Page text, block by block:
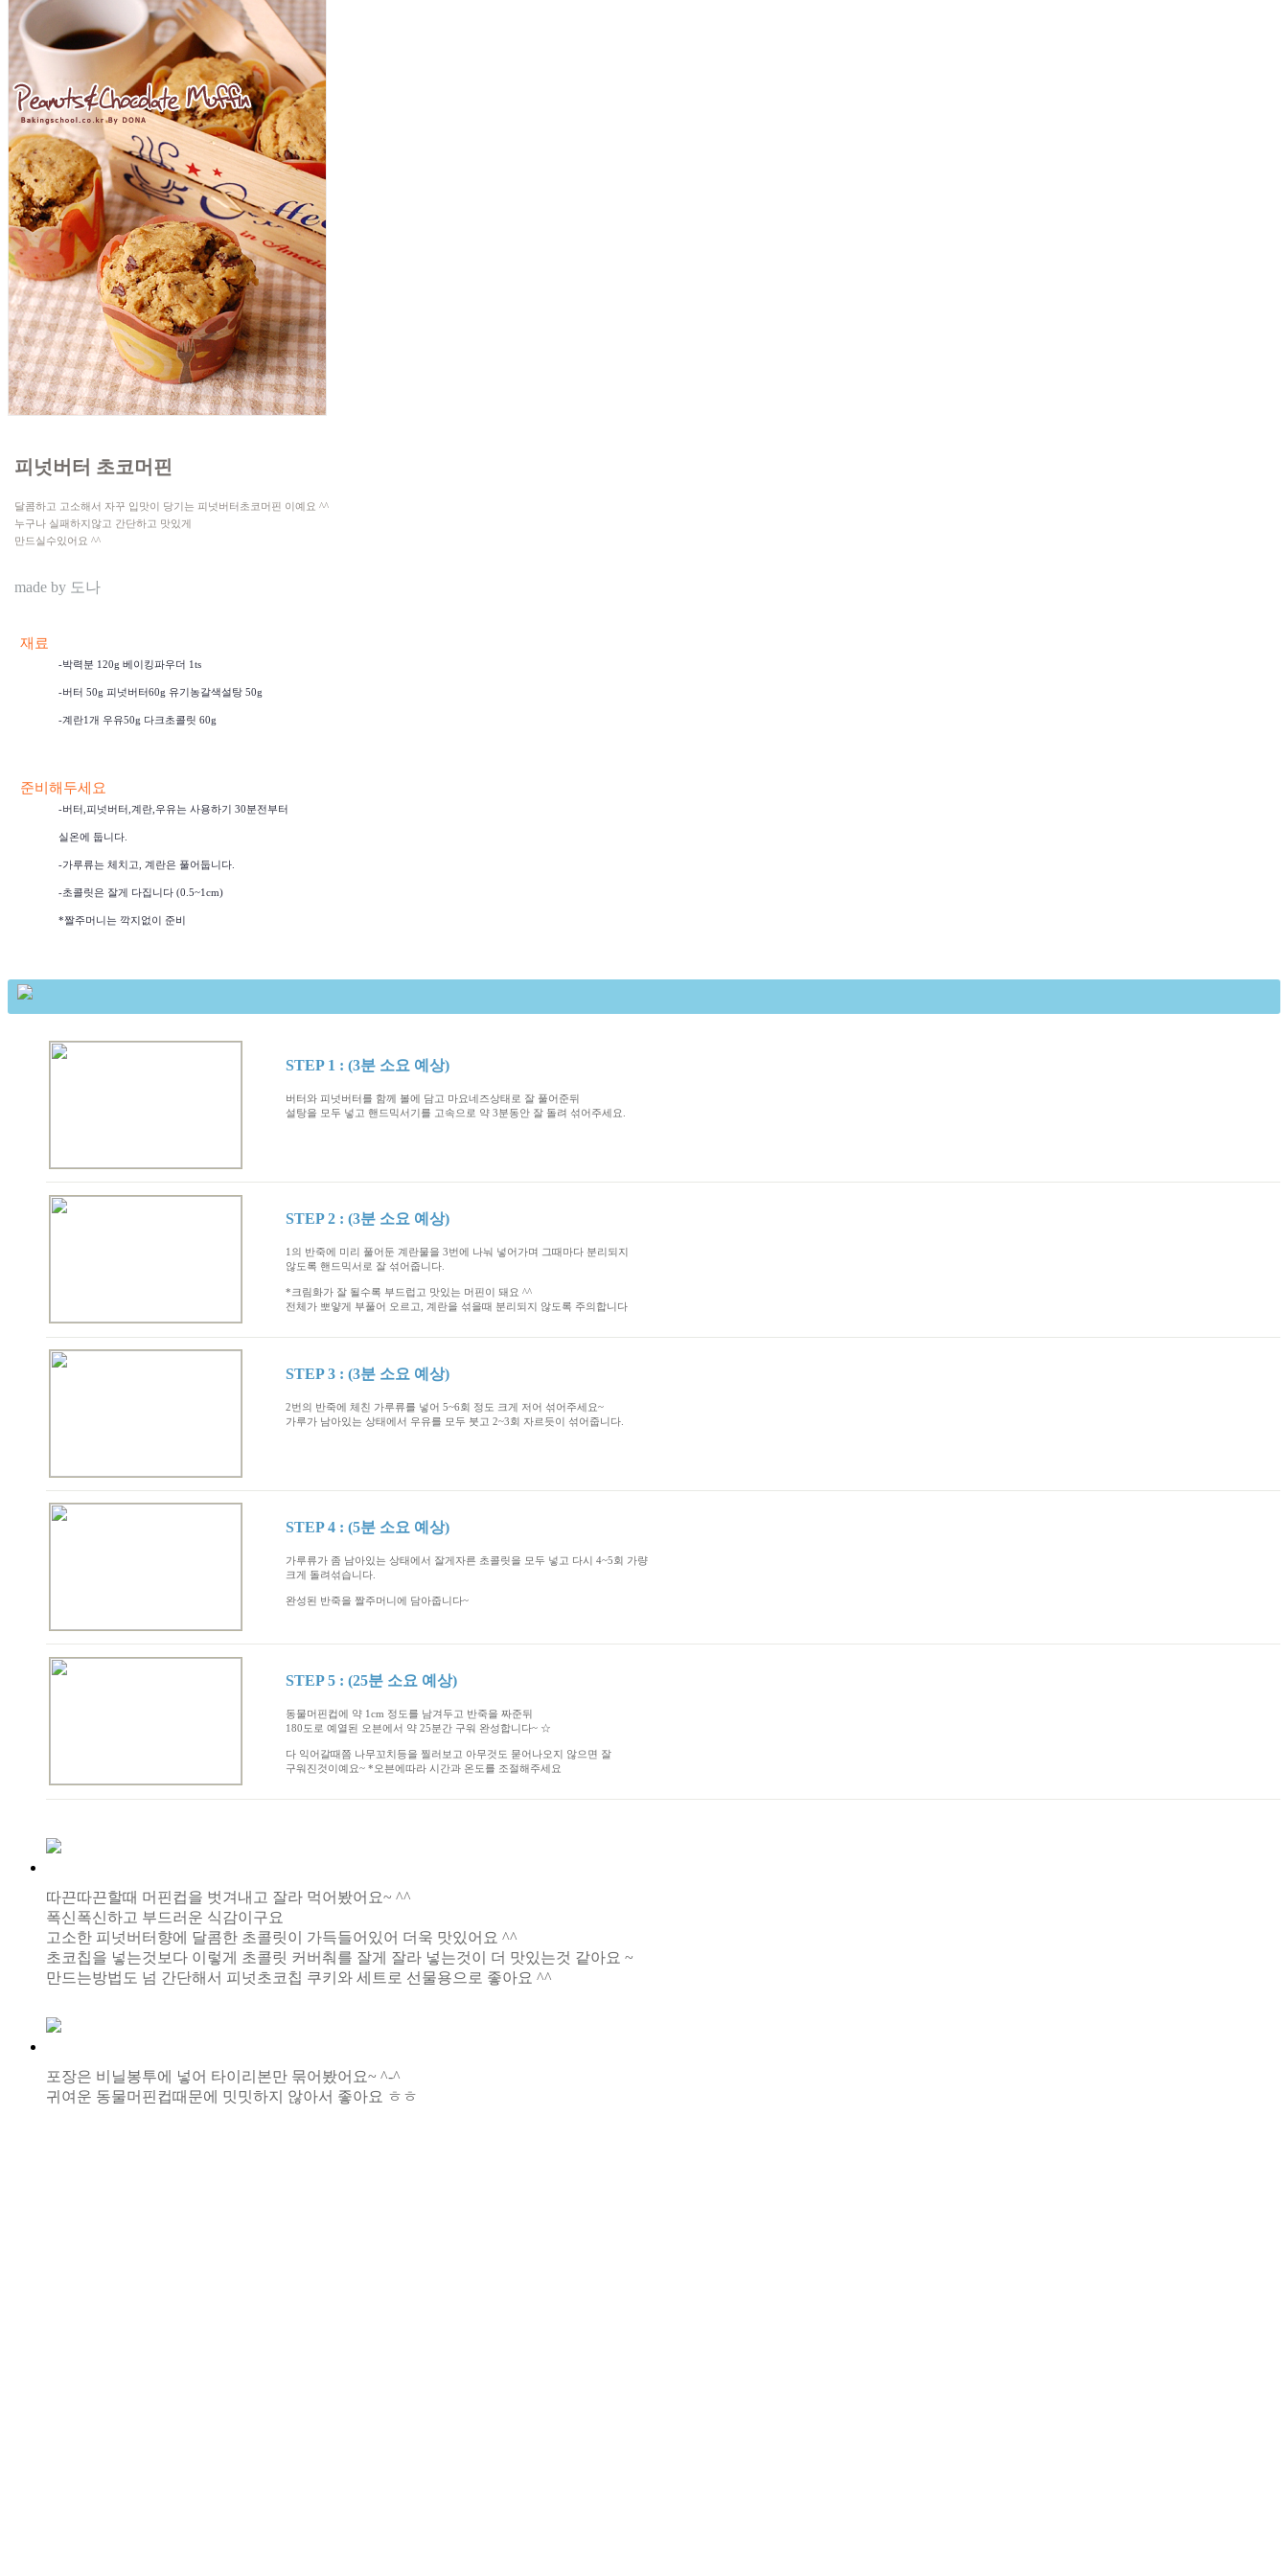
피넛버터 초코머핀
달콤하고 고소해서 자꾸 입맛이 당기는 피넛버터초코머핀 이예요 ^^
누구나 실패하지않고 간단하고 맛있게
만드실수있어요 ^^
made by 도나
재료
-박력분 120g 베이킹파우더 1ts
-버터 50g 피넛버터60g 유기농갈색설탕 50g
-계란1개 우유50g 다크초콜릿 60g
준비해두세요
-버터,피넛버터,계란,우유는 사용하기 30분전부터
실온에 둡니다.
-가루류는 체치고, 계란은 풀어둡니다.
-초콜릿은 잘게 다집니다 (0.5~1cm)
*짤주머니는 깍지없이 준비
*총 작업시간: 39분 , *완성분량: 동물머핀컵 4개
STEP1 : (3분 소요 예상)
버터와 피넛버터를 함께 볼에 담고 마요네즈상태로 잘 풀어준뒤
설탕을 모두 넣고 핸드믹서기를 고속으로 약 3분동안 잘 돌려 섞어주세요.
STEP2 : (3분 소요 예상)
1의 반죽에 미리 풀어둔 계란물을 3번에 나눠 넣어가며 그때마다 분리되지
않도록 핸드믹서로 잘 섞어줍니다.
*크림화가 잘 될수록 부드럽고 맛있는 머핀이 돼요 ^^
전체가 뽀얗게 부풀어 오르고, 계란을 섞을때 분리되지 않도록 주의합니다
STEP3 : (3분 소요 예상)
2번의 반죽에 체친 가루류를 넣어 5~6회 정도 크게 저어 섞어주세요~
가루가 남아있는 상태에서 우유를 모두 붓고 2~3회 자르듯이 섞어줍니다.
STEP4 : (5분 소요 예상)
가루류가 좀 남아있는 상태에서 잘게자른 초콜릿을 모두 넣고 다시 4~5회 가량
크게 돌려섞습니다.
완성된 반죽을 짤주머니에 담아줍니다~
STEP5 : (25분 소요 예상)
동물머핀컵에 약 1cm 정도를 남겨두고 반죽을 짜준뒤
180도로 예열된 오븐에서 약 25분간 구워 완성합니다~ ☆
다 익어갈때쯤 나무꼬치등을 찔러보고 아무것도 묻어나오지 않으면 잘
구워진것이예요~ *오븐에따라 시간과 온도를 조절해주세요
따끈따끈할때 머핀컵을 벗겨내고 잘라 먹어봤어요~ ^^
폭신폭신하고 부드러운 식감이구요
고소한 피넛버터향에 달콤한 초콜릿이 가득들어있어 더욱 맛있어요 ^^
초코칩을 넣는것보다 이렇게 초콜릿 커버춰를 잘게 잘라 넣는것이 더 맛있는것 같아요 ~
만드는방법도 넘 간단해서 피넛초코칩 쿠키와 세트로 선물용으로 좋아요 ^^
포장은 비닐봉투에 넣어 타이리본만 묶어봤어요~ ^-^
귀여운 동물머핀컵때문에 밋밋하지 않아서 좋아요 ㅎㅎ